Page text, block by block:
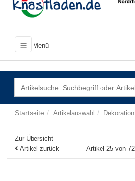
Menü
Startseite Artikelauswahl Dekoration
Zur Übersicht
Artikel zurück
Artikel 25 von 72